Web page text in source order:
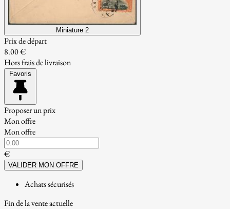
Miniature 2
Prix de départ
8.00 €
Hors frais de livraison
Favoris
Proposer un prix
Mon offre
Mon offre
€
VALIDER MON OFFRE
Achats sécurisés
Fin de la vente actuelle